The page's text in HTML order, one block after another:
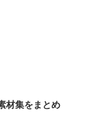
材集をまとめ